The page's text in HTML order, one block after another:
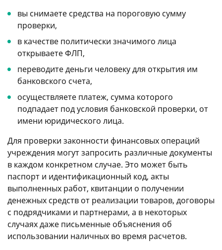
вы снимаете средства на пороговую сумму
проверки,
в качестве политически значимого лица
открываете ФЛП,
переводите деньги человеку для открытия им
банковского счета,
осуществляете платеж, сумма которого
подпадает под условия банковской проверки, от
имени юридического лица.
Для проверки законности финансовых операций
учреждения могут запросить различные документы
в каждом конкретном случае. Это может быть
паспорт и идентификационный код, акты
выполненных работ, квитанции о получении
денежных средств от реализации товаров, договоры
с подрядчиками и партнерами, а в некоторых
случаях даже письменные объяснения об
использовании наличных во время расчетов.